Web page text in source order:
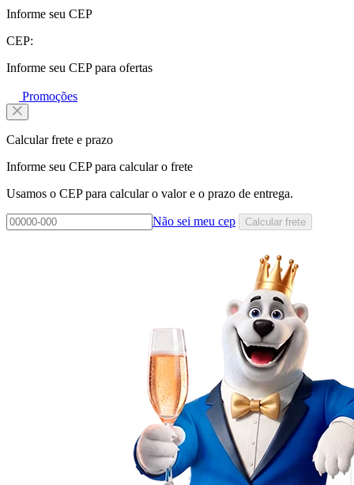
Informe seu CEP
CEP:
Informe seu CEP para ofertas
Promoções
Calcular frete e prazo
Informe seu CEP para calcular o frete
Usamos o CEP para calcular o valor e o prazo de entrega.
Não sei meu cep Calcular frete